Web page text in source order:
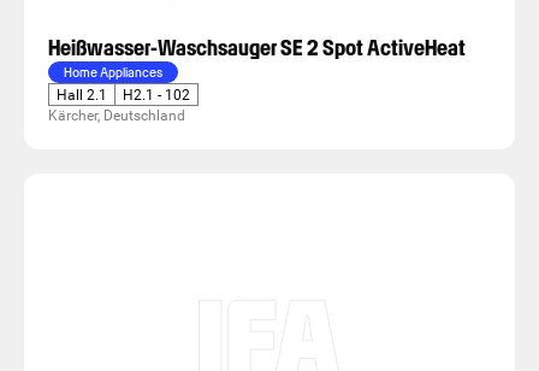
Heißwasser-Waschsauger SE 2 Spot ActiveHeat
Home Appliances
Hall 2.1
H2.1 - 102
Kärcher, Deutschland